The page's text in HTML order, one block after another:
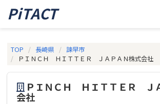
PiTACT
TOP 長崎県
諫早市
ＰＩＮＣＨ ＨＩＴＴＥＲ ＪＡＰＡＮ株式会社
ＰＩＮＣＨ ＨＩＴＴＥＲ Ｊ
会社